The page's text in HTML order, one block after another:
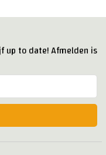
up to date! Afmelden is